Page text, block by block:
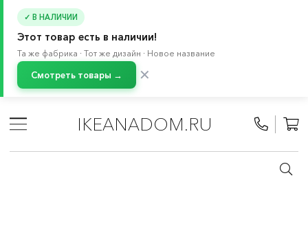
✓ В НАЛИЧИИ
Этот товар есть в наличии!
Та же фабрика · Тот же дизайн · Новое название
Смотреть товары → ✕
IKEANADOM.RU
Принадлежности для выпечки
/ Формы для выпечки